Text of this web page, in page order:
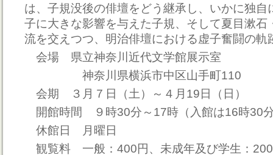
は、子規没後の俳壇をどう継承し、いかに独自
子に大きな影響を与えた子規、そして夏目漱石
流を交えつつ、明治俳壇における虚子奮闘の軌
会場 県立神奈川近代文学館展示室
神奈川県横浜市中区山手町110
会期 ３月７日（土）～４月19日（日）
開館時間 ９時30分～17時（入館は16時30
休館日 月曜日
観覧料 一般：400円、未成年及び学生：